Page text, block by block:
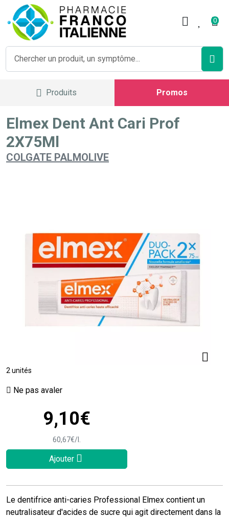
0
Produits Promos
Elmex Dent Ant Cari Prof
2X75Ml
COLGATE PALMOLIVE
2 unités
Ne pas avaler
9,10€
60,67€/
Ajouter
Le dentifrice anti-caries Professional Elmex contient un
neutralisateur d'acides de sucre qui agit directement dans la